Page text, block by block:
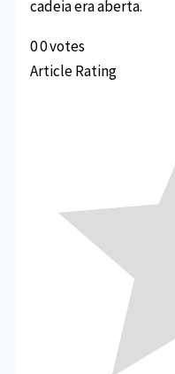
00votes
Article Rating